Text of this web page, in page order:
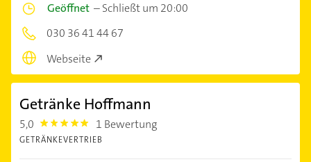
Geöffnet –Schließt um 20:00
030 36 41 44 67
Webseite
Getränke Hoffmann
5,0 5.0 1 Bewertung
GETRÄNKEVERTRIEB